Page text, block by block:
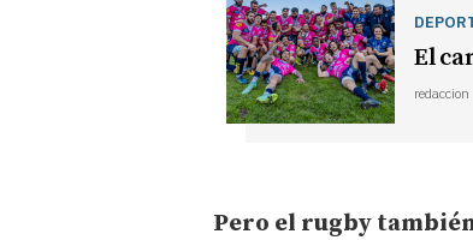
El
redaccion
Pero el rugby